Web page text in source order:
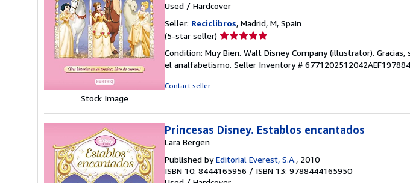
Stock Image
Used / Hardcover
Seller: Reciclibros, Madrid, M, Spain
(5-star seller) Seller
5
out
Condition: Muy Bien. Walt Disney Company (illustrator).
el analfabetismo. Seller Inventory #
Contact seller
Princesas Disney. Establos encantados
Lara Bergen
Published byEditorial Everest, S.A., 2010
ISBN 10: 8444165956 / ISBN 13: 9788444165950